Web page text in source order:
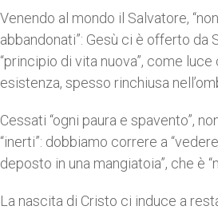
Venendo al mondo il Salvatore,
abbandonati”: Gesù ci è offerto da
“principio di vita nuova”, come
esistenza, spesso rinchiusa
Cessati “ogni paura e spavento”,
“inerti”: dobbiamo correre a
deposto in una mangiatoia”, che è
La nascita di Cristo ci induce a